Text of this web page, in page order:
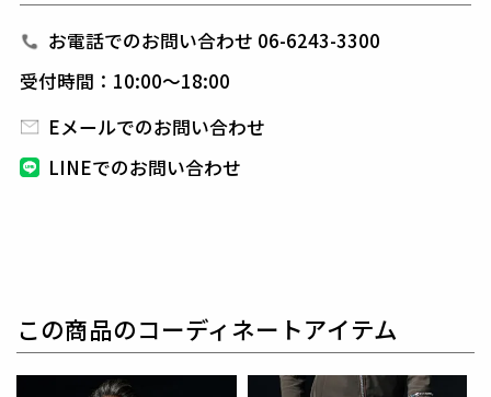
素材
SALAVENA TRICOT
プレミアムストレッチファブリック「サラベナ」を使
用したツイルトリコット素材。
強撚糸ならではのシャリ感とドライタッチに加え、
お電話でのお問い合わせ 06-6243-3300
受付時間：10:00～18:00
Eメールでのお問い合わせ
LINEでのお問い合わせ
この商品のコーディネートアイテム